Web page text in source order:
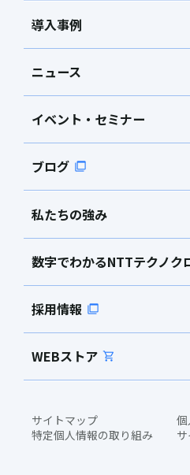
導入事例
ニュース
イベント・セミナー
ブログ
私たちの強み
数字でわかるNTTテクノク
採用情報
WEBストア
サイトマップ
特定個人情報の取り組み